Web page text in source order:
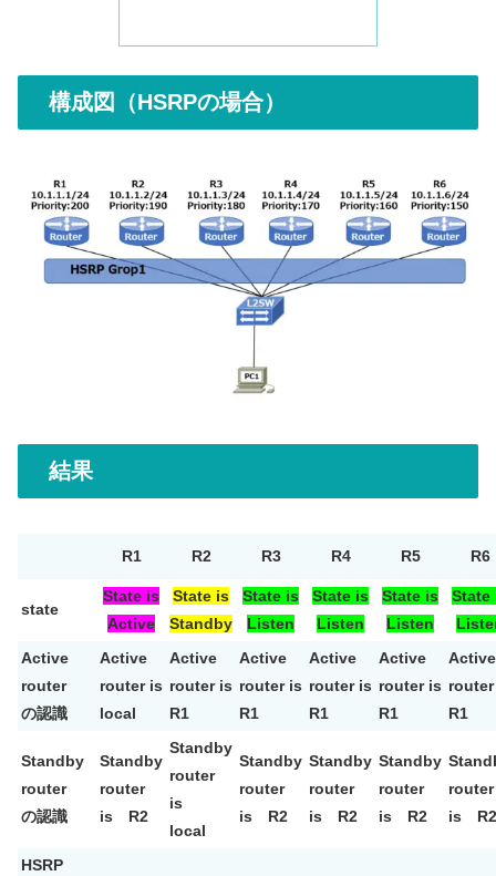
構成図（HSRPの場合）
結果
R1 R2 R3 R4 R5 R6
state
State is
Active
State is
Standby
State is
Listen
State is
Listen
State is
Listen
State
Active
router
の認識
Active
router is
local
Active
router is
R1
Active
router is
R1
Active
router is
R1
Active
router is
R1
Active
R1
Standby
router
の認識
Standby
router
is R2
Standby
router
is
local
Standby
router
is R2
Standby
router
is R2
Standby
router
is R2
router
is R2
HSRP